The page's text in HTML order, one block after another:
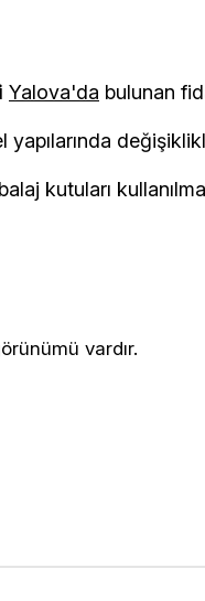
Yalova'da bulunan
kutuları
vardır.